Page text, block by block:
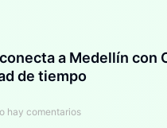
a Medellín con
de tiempo
hay comentarios